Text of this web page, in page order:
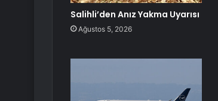
Salihli’den Anız Yakma Uyarısı
Ağustos 5, 2026